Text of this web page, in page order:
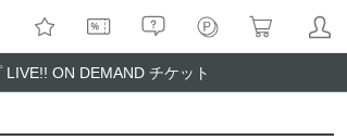
LIVE!! ON DEMAND チケット